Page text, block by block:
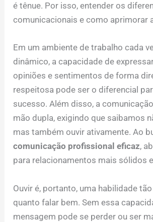
é tênue. Por isso, entender os
comunicacionais e como aprimorar
Em um ambiente de trabalho cada
dinâmico, a capacidade de
opiniões e sentimentos de forma
respeitosa pode ser o diferencial
sucesso. Além disso, a
mão dupla, exigindo que saibamos
mas também ouvir ativamente. Ao
comunicação profissional eficaz,
para relacionamentos mais sólidos
Ouvir é, portanto, uma habilidade
quanto falar bem. Sem essa
mensagem pode se perder ou ser